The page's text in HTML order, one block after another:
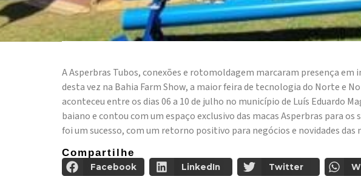
A Asperbras Tubos, conexões e rotomoldagem marcaram presença
desta vez na Bahia Farm Show, a maior feira de tecnologia do Norte e
aconteceu entre os dias 06 a 10 de julho no município de Luís Eduardo
baiano e contou com um espaço exclusivo das macas Asperbras para os
foi um sucesso, com um retorno positivo para negócios e novidades das
Compartilhe
Facebook LinkedIn Twitter